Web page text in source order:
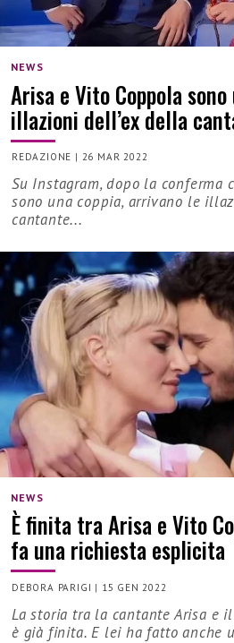
NEWS
Arisa e Vito Coppola
illazioni dell’ex della
REDAZIONE | 26 MAR 2022
Su Instagram, dopo la conferma
sono una coppia, arrivano le
cantante...
NEWS
È finita tra Arisa e Vito
fa una richiesta esplicita
DEBORA PARIGI | 15 GEN 2022
La storia tra la cantante Arisa e
è già finita. E lei ha fatto anche